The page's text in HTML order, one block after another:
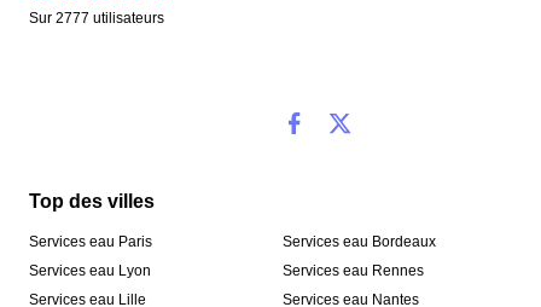
Sur 2777 utilisateurs
Top des villes
Services eau Paris
Services eau Lyon
Services eau Lille
Services eau Bordeaux
Services eau Rennes
Services eau Nantes